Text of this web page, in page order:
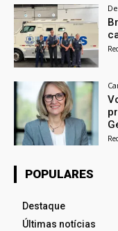
POPULARES
Destaque
Últimas notícias